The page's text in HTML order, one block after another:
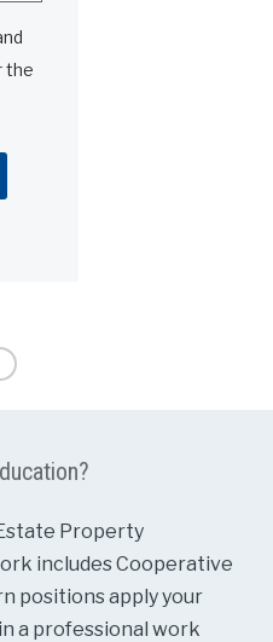
the
Property
includes Cooperative
positions apply your
a professional work